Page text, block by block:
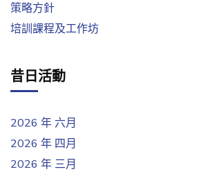
策略方針
培訓課程及工作坊
昔日活動
2026 年 六月
2026 年 四月
2026 年 三月